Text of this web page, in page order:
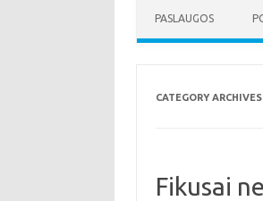
PASLAUGOS
CATEGORY
Fikusai